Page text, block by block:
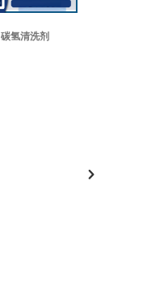
碳氢清洗剂